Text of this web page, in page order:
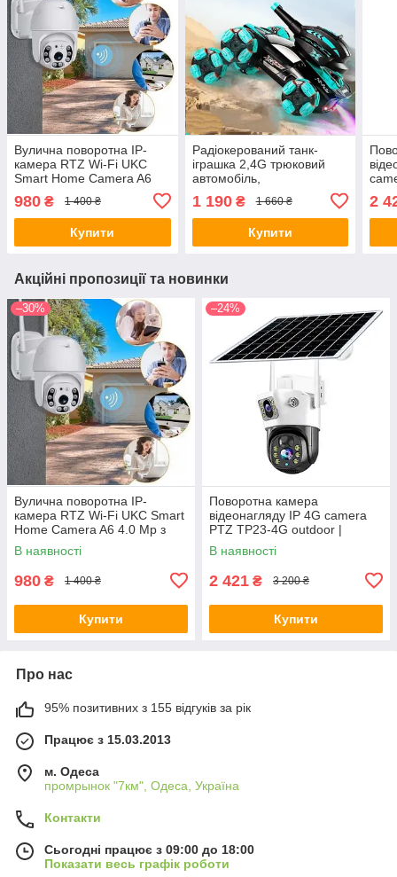
Вулична поворотна IP-
камера RTZ Wi-Fi UKC
Smart Home Camera A6
доступом iCSee White/Біла
980 ₴ 1 400 ₴
Купити
Радіокерований танк-
іграшка 2,4G трюковий
автомобіль,
поворотний важіль
1 190₴ 1 660 ₴
Купити
2
Акційні пропозиції та новинки
–30%
Вулична поворотна IP-
камера RTZ Wi-Fi UKC Smart
Home Camera A6 4.0 Mp з
віддаленим доступом iCSee
White/Біла
В наявності
980 ₴ 1 400 ₴
Купити
–24%
Поворотна камера
відеонагляду IP 4G camera
PTZ TP23-4G outdoor |
2+2MP | Сонячна панель
В наявності
2 421 ₴ 3 200 ₴
Купити
Про нас
95% позитивних з 155 відгуків за рік
Працює з 15.03.2013
м. Одеса
промрынок "7км", Одеса, Україна
Контакти
Сьогодні працює з 09:00 до 18:00
Показати весь графік роботи